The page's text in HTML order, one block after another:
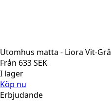
Utomhus matta - Liora Vit-Grå
Från 633SEK
I lager
Köp nu
Erbjudande